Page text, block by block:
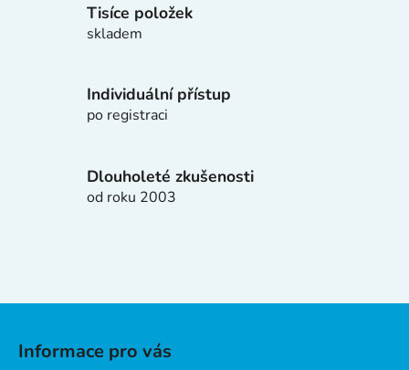
k
p
Tisíce položek
skladem
Individuální přístup
po registraci
Dlouholeté zkušenosti
od roku 2003
Informace pro vás